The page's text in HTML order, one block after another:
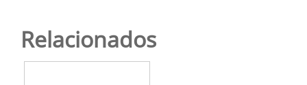
Relacionados